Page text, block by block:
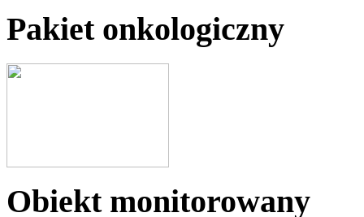
Pakiet onkologiczny
Obiekt monitorowany